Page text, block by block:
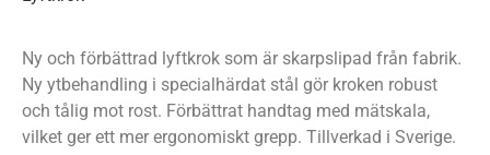
Ny och förbättrad lyftkrok som är skarpslipad från fabrik.
Ny ytbehandling i specialhärdat stål gör kroken robust
och tålig mot rost. Förbättrat handtag med mätskala,
vilket ger ett mer ergonomiskt grepp. Tillverkad i Sverige.